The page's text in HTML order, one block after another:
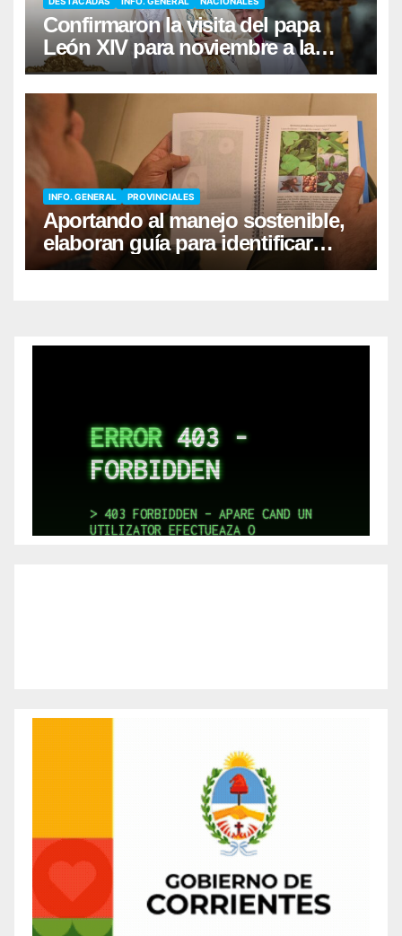
Confirmaron la visita del papa
León XIV para noviembre a la
Argentina
INFO. GENERAL PROVINCIALES
Aportando al manejo sostenible,
elaboran guía para identificar
malezas en cultivos de té